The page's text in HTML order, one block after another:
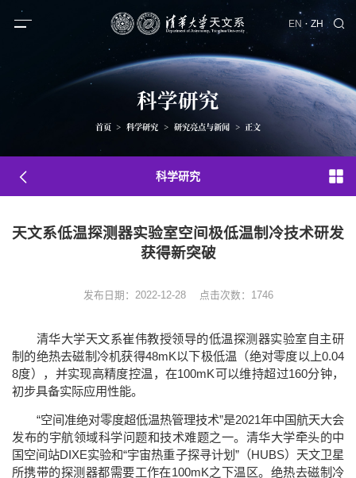
EN · ZH
科学研究
首页 > 科学研究 > 研究亮点与新闻 > 正文
科学研究
天文系低温探测器实验室空间极低温制冷技术研发
获得新突破
发布日期：2022-12-28 点击次数： 1746
清华大学天文系崔伟教授领导的低温探测器实验室自主研
制的绝热去磁制冷机获得48mK以下极低温（绝对零度以上0.04
8度），并实现高精度控温，在100mK可以维持超过160分钟，
初步具备实际应用性能。
“空间准绝对零度超低温热管理技术”是2021年中国航天大会
发布的宇航领域科学问题和技术难题之一。清华大学牵头的中
国空间站DIXE实验和“宇宙热重子探寻计划”（HUBS）天文卫星
所携带的探测器都需要工作在100mK之下温区。绝热去磁制冷